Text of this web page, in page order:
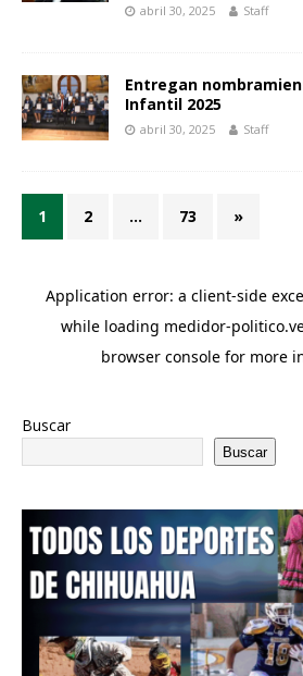
abril 30, 2025 Staff
Entregan
Infantil 2025
abril 30, 2025 Staff
1 2 … 73 »
Buscar
Buscar